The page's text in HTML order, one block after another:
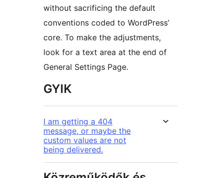
without sacrificing the default
conventions coded to WordPress’
core. To make the adjustments,
look for a text area at the end of
General Settings Page.
GYIK
I am getting a 404
message, or maybe the
custom values are not
being delivered.